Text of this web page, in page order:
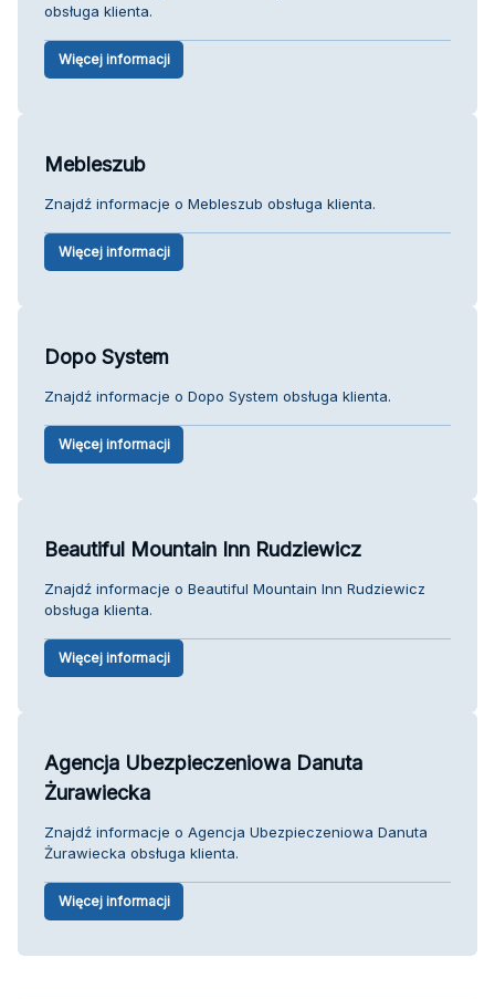
obsługa klienta.
Więcej informacji
Mebleszub
Znajdź informacje o Mebleszub obsługa klienta.
Więcej informacji
Dopo System
Znajdź informacje o Dopo System obsługa klienta.
Więcej informacji
Beautiful Mountain Inn Rudziewicz
Znajdź informacje o Beautiful Mountain Inn Rudziewicz
obsługa klienta.
Więcej informacji
Agencja Ubezpieczeniowa Danuta
Żurawiecka
Znajdź informacje o Agencja Ubezpieczeniowa Danuta
Żurawiecka obsługa klienta.
Więcej informacji